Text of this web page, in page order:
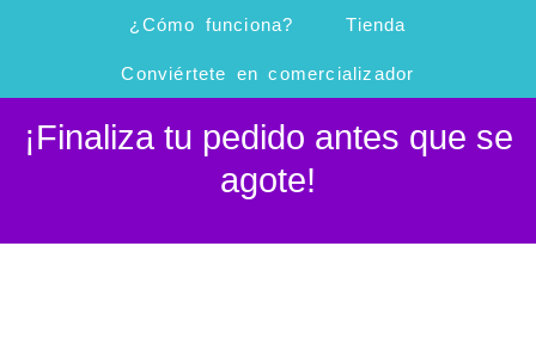
¿Cómo funciona? Tienda
Conviértete en comercializador
¡Finaliza tu pedido antes que se
agote!